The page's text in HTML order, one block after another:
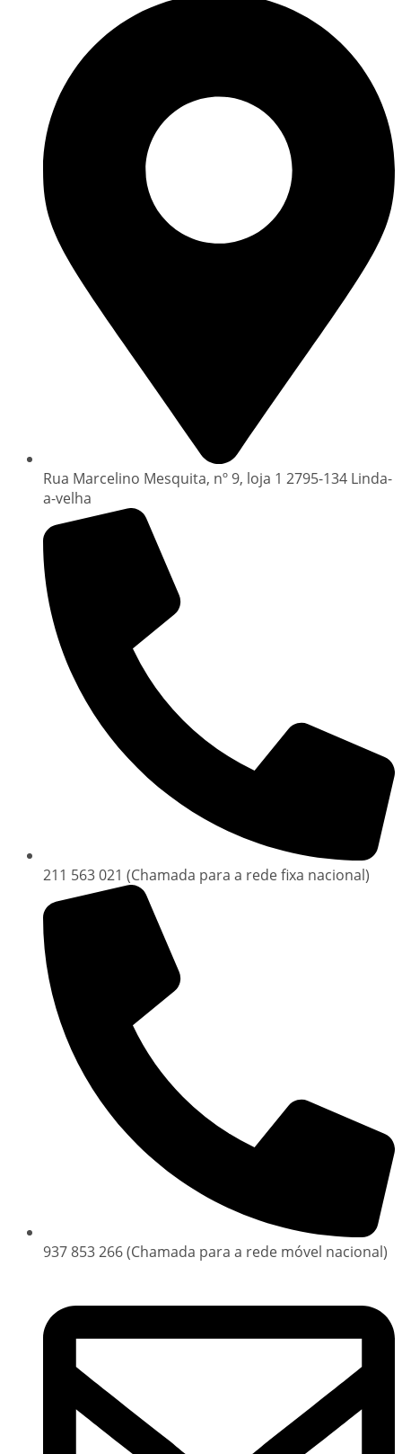
Rua Marcelino Mesquita, nº 9, loja 1 2795-134 Linda-
a-velha
211 563 021 (Chamada para a rede fixa nacional)
937 853 266 (Chamada para a rede móvel nacional)